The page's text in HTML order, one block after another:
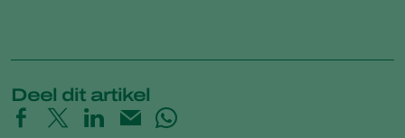
Deel dit artikel